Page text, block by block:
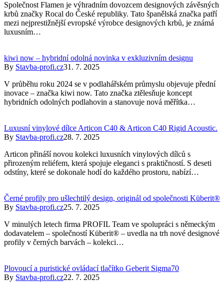
Společnost Flamen je výhradním dovozcem designových závěsných
krbů značky Rocal do České republiky. Tato španělská značka patří
mezi nejprestižnější evropské výrobce designových krbů, je známá
luxusním…
kiwi now – hybridní odolná novinka v exkluzivním designu
By Stavba-profi.cz31. 7. 2025
V průběhu roku 2024 se v podlahářském průmyslu objevuje přední
inovace – značka kiwi now. Tato značka ztělesňuje koncept
hybridních odolných podlahovin a stanovuje nová měřítka…
Luxusní vinylové dílce Articon C40 & Articon C40 Rigid Acoustic.
By Stavba-profi.cz28. 7. 2025
Articon přináší novou kolekci luxusních vinylových dílců s
přirozeným reliéfem, která spojuje eleganci s praktičností. S deseti
odstíny, které se dokonale hodí do každého prostoru, nabízí…
Černé profily pro ušlechtilý design, originál od společnosti Küberit®
By Stavba-profi.cz25. 7. 2025
V minulých letech firma PROFIL Team ve spolupráci s německým
dodavatelem – společností Küberit® – uvedla na trh nové designové
profily v černých barvách – kolekci…
Plovoucí a puristické ovládací tlačítko Geberit Sigma70
By Stavba-profi.cz22. 7. 2025